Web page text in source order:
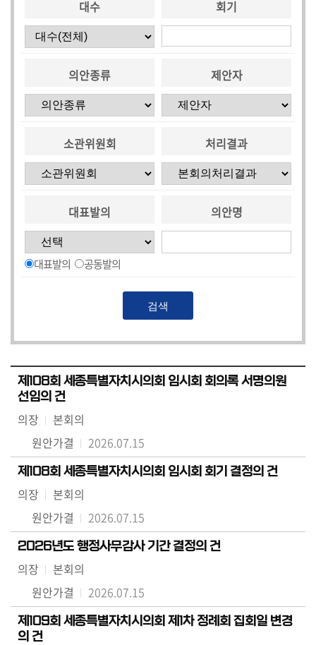
대수 회기
의안종류 제안자
소관위원회 처리결과
대표발의
대표발의 공동발의
의안명
제108회 세종특별자치시의회 임시회 회의록 서명의원
선임의 건
의장
본회의
원안가결
2026.07.15
제108회 세종특별자치시의회 임시회 회기 결정의 건
의장
본회의
원안가결
2026.07.15
2026년도 행정사무감사 기간 결정의 건
의장
본회의
원안가결
2026.07.15
제109회 세종특별자치시의회 제1차 정례회 집회일 변경
의 건